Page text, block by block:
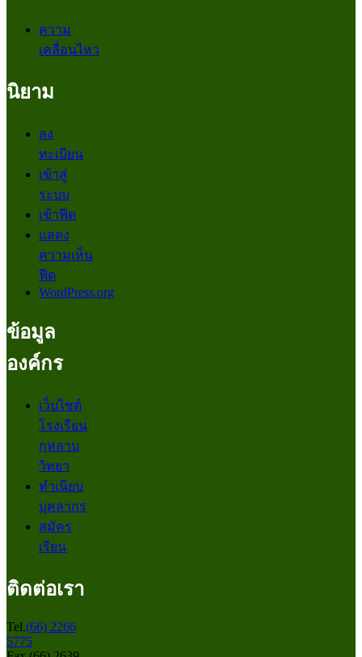
ความ
เคลื่อนไหว
นิยาม
ลง
ทะเบียน
เข้าสู่
ระบบ
เข้าฟีด
แสดง
ความเห็น
ฟีด
WordPress.org
ข้อมูล
องค์กร
เว็บไซต์
โรงเรียน
กุหลาบ
วิทยา
ทำเนียบ
บุคลากร
สมัคร
เรียน
ติดต่อเรา
Tel.(66) 2266
5775